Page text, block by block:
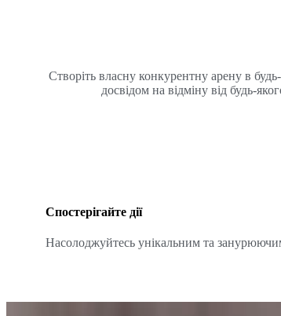
Створіть власну конкурентну арену в
досвідом на відміну від будь-
Спостерігайте дії
Насолоджуйтесь унікальним та